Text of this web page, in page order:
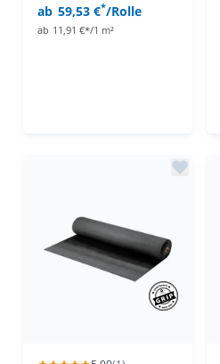
ab 59,53 €*/Rolle
ab 11,91 €*/1 m²